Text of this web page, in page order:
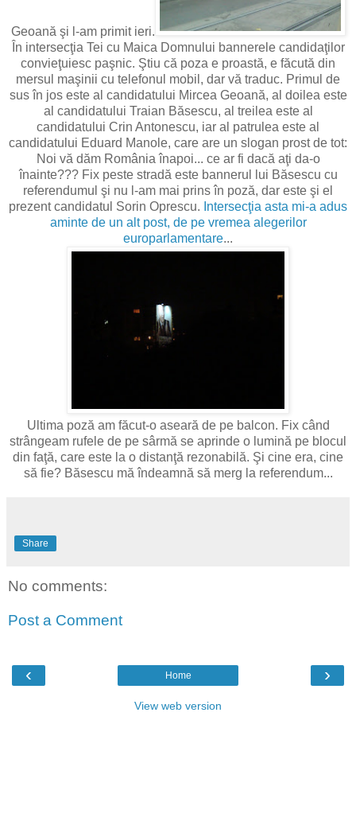
Geoană şi l-am primit ieri.
În intersecţia Tei cu Maica Domnului bannerele candidaţilor
convieţuiesc paşnic. Ştiu că poza e proastă, e făcută din
mersul maşinii cu telefonul mobil, dar vă traduc. Primul de
sus în jos este al candidatului Mircea Geoană, al doilea este
al candidatului Traian Băsescu, al treilea este al
candidatului Crin Antonescu, iar al patrulea este al
candidatului Eduard Manole, care are un slogan prost de tot:
Noi vă dăm România înapoi... ce ar fi dacă aţi da-o
înainte??? Fix peste stradă este bannerul lui Băsescu cu
referendumul şi nu l-am mai prins în poză, dar este şi el
prezent candidatul Sorin Oprescu. Intersecţia asta mi-a adus
aminte de un alt post, de pe vremea alegerilor
europarlamentare...
Ultima poză am făcut-o aseară de pe balcon. Fix când
strângeam rufele de pe sârmă se aprinde o lumină pe blocul
din faţă, care este la o distanţă rezonabilă. Şi cine era, cine
să fie? Băsescu mă îndeamnă să merg la referendum...
Share
No comments:
Post a Comment
‹ ›
Home
View web version